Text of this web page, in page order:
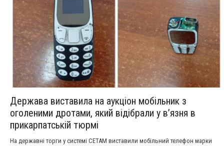
Держава виставила на аукціон мобільник з
оголеними дротами, який відібрали у в’язня в
прикарпатській тюрмі
На державні торги у системі СЕТАМ виставили мобільний телефон марки